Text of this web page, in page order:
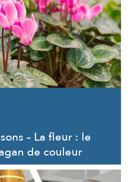
– La fleur : le
de couleur